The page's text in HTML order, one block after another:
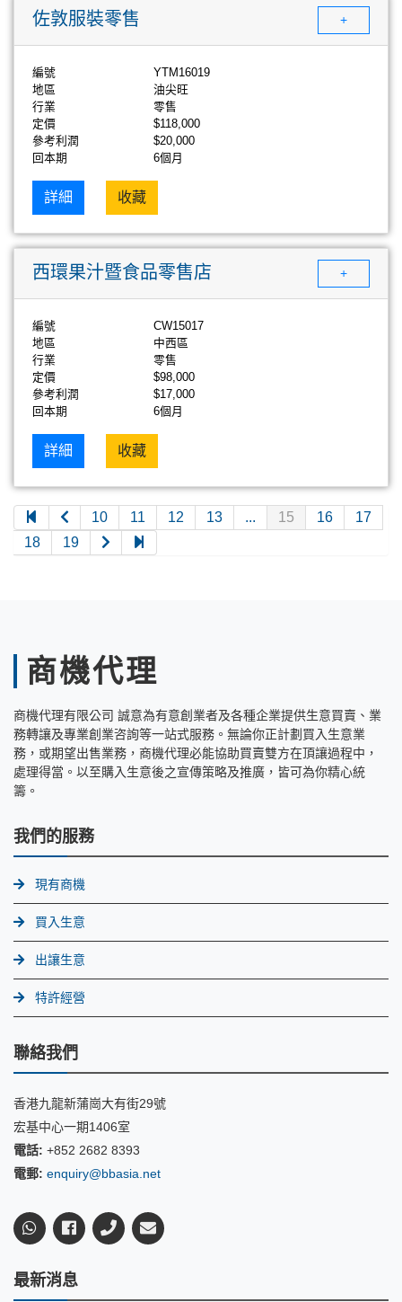
佐敦服裝零售 +
編號
YTM16019
地區
油尖旺
行業
零售
定價
$118,000
參考利潤
$20,000
回本期
6個月
詳細 收藏
西環果汁暨食品零售店 +
編號
CW15017
地區
中西區
行業
零售
定價
$98,000
參考利潤
$17,000
回本期
6個月
詳細 收藏
10 11 12 13 ... 15 16
17
18
19
商機代理
商機代理有限公司 誠意為有意創業者及各種企業提供生意買賣、業
務轉讓及專業創業咨詢等一站式服務。無論你正計劃買入生意業
務，或期望出售業務，商機代理必能協助買賣雙方在頂讓過程中，
處理得當。以至購入生意後之宣傳策略及推廣，皆可為你精心統
籌。
我們的服務
現有商機
買入生意
出讓生意
特許經營
聯絡我們
香港九龍新蒲崗大有街29號
宏基中心一期1406室
電話: +852 2682 8393
電郵: enquiry@bbasia.net
最新消息